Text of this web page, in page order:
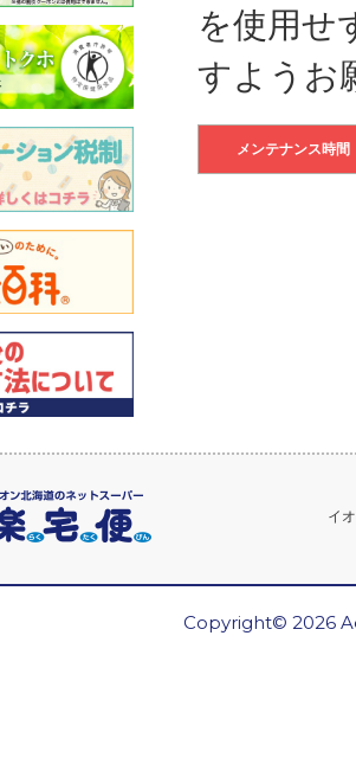
を使用せ
すようお
メンテナンス時間
イ
Copyright© 2026